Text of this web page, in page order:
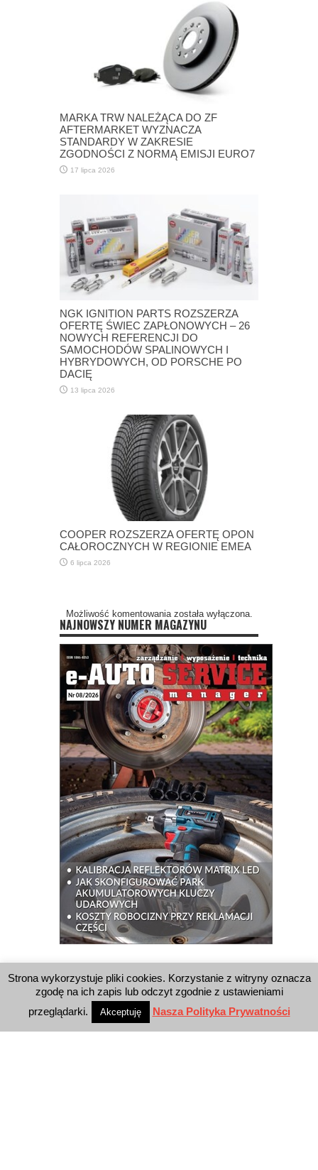
MARKA TRW NALEŻĄCA DO ZF
AFTERMARKET WYZNACZA
STANDARDY W ZAKRESIE
ZGODNOŚCI Z NORMĄ EMISJI EURO7
17 lipca 2026
NGK IGNITION PARTS ROZSZERZA
OFERTĘ ŚWIEC ZAPŁONOWYCH – 26
NOWYCH REFERENCJI DO
SAMOCHODÓW SPALINOWYCH I
HYBRYDOWYCH, OD PORSCHE PO
DACIĘ
13 lipca 2026
COOPER ROZSZERZA OFERTĘ OPON
CAŁOROCZNYCH W REGIONIE EMEA
6 lipca 2026
Możliwość komentowania została wyłączona.
NAJNOWSZY NUMER MAGAZYNU
WYSZUKIWARKA
Strona wykorzystuje pliki cookies. Korzystanie z witryny oznacza
zgodę na ich zapis lub odczyt zgodnie z ustawieniami
przeglądarki.
Akceptuję Nasza Polityka Prywatności